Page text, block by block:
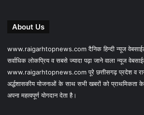
About Us
www.raigarhtopnews.com दैनिक हिन्दी न्यूज
सर्वाधिक लोकप्रिय व सबसे ज्यादा पढ़ा जाने वाला न्यूज
www.raigarhtopnews.com पूरे छत्तीसगढ़ प्रदेश व
अर्द्धशासकीय योजनाओं के साथ सभी खबरों को प्राथमिकता
अपना महत्वपूर्ण योगदान देता है।